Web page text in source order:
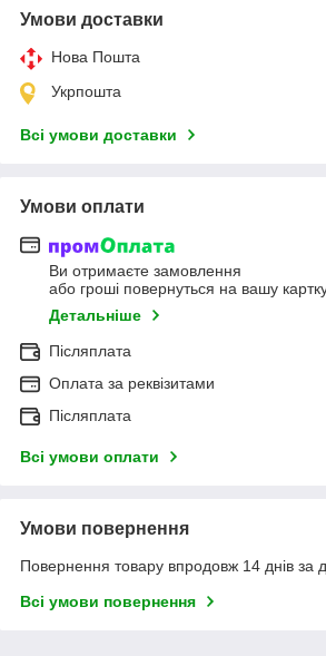
Умови доставки
Нова Пошта
Укрпошта
Всі умови доставки
Умови оплати
Ви отримаєте замовлення
або гроші повернуться на вашу
Детальніше
Післяплата
Оплата за реквізитами
Післяплата
Всі умови оплати
Умови повернення
Повернення товару впродовж 14 днів за
Всі умови повернення